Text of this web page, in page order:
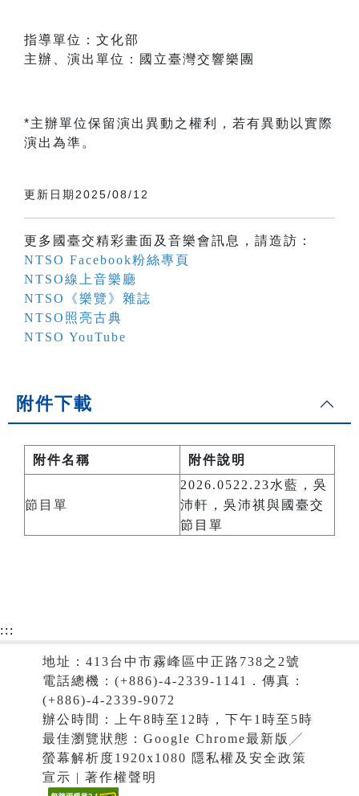
指導單位：文化部
主辦、演出單位：國立臺灣交響樂團
*主辦單位保留演出異動之權利，若有異動以實際
演出為準。
更新日期2025/08/12
更多國臺交精彩畫面及音樂會訊息，請造訪：
NTSO Facebook粉絲專頁
NTSO線上音樂廳
NTSO《樂覽》雜誌
NTSO照亮古典
NTSO YouTube
附件下載
附件名稱 附件說明
節目單
2026.0522.23水藍，吳
沛軒，吳沛祺與國臺交
節目單
:::
地址：413台中市霧峰區中正路738之2號
電話總機：(+886)-4-2339-1141．傳真：
(+886)-4-2339-9072
辦公時間：上午8時至12時，下午1時至5時
最佳瀏覽狀態：Google Chrome最新版╱
螢幕解析度1920x1080 隱私權及安全政策
宣示 | 著作權聲明